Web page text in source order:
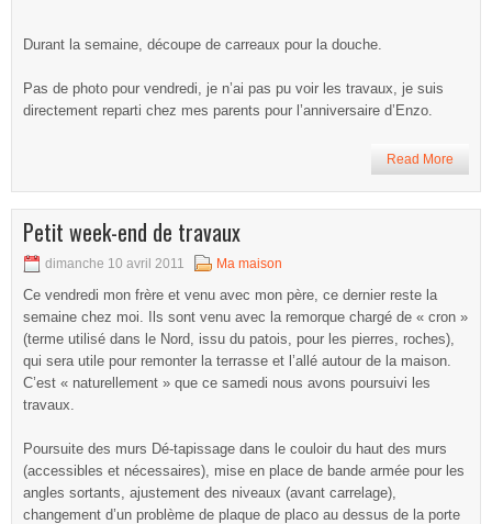
Durant la semaine, découpe de carreaux pour la douche.
Pas de photo pour vendredi, je n’ai pas pu voir les travaux, je suis
directement reparti chez mes parents pour l’anniversaire d’Enzo.
Read More
Petit week-end de travaux
dimanche 10 avril 2011 Ma maison
Ce vendredi mon frère et venu avec mon père, ce dernier reste la
semaine chez moi. Ils sont venu avec la remorque chargé de « cron »
(terme utilisé dans le Nord, issu du patois, pour les pierres, roches),
qui sera utile pour remonter la terrasse et l’allé autour de la maison.
C’est « naturellement » que ce samedi nous avons poursuivi les
travaux.
Poursuite des murs Dé-tapissage dans le couloir du haut des murs
(accessibles et nécessaires), mise en place de bande armée pour les
angles sortants, ajustement des niveaux (avant carrelage),
changement d’un problème de plaque de placo au dessus de la porte